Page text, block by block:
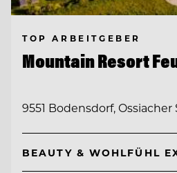
TOP ARBEITGEBER
Mountain Resort
9551 Bodensdorf, Ossiacher
BEAUTY & WOHLFÜHL